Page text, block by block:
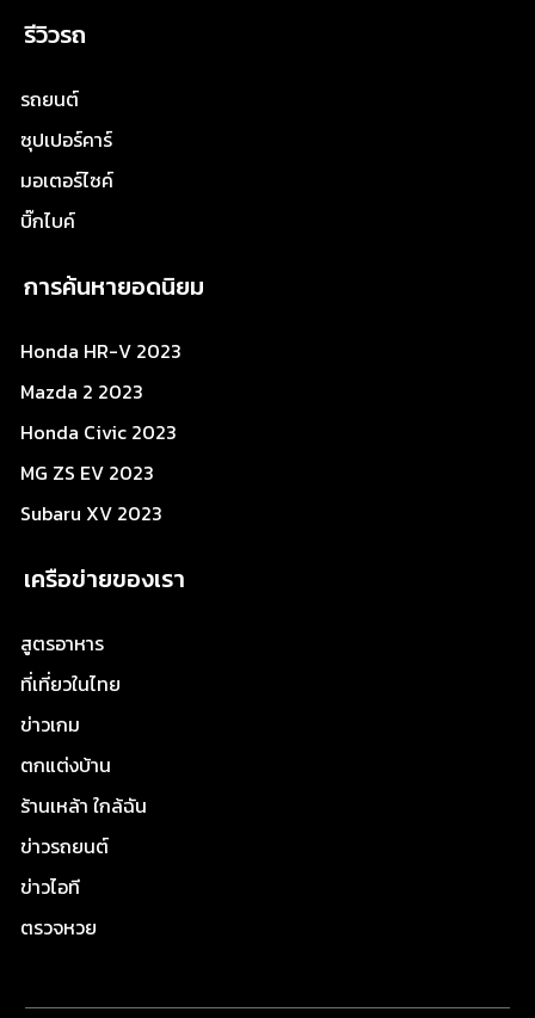
รีวิวรถ
รถยนต์
ซุปเปอร์คาร์
มอเตอร์ไซค์
บิ๊กไบค์
การค้นหายอดนิยม
Honda HR-V 2023
Mazda 2 2023
Honda Civic 2023
MG ZS EV 2023
Subaru XV 2023
เครือข่ายของเรา
สูตรอาหาร
ที่เที่ยวในไทย
ข่าวเกม
ตกแต่งบ้าน
ร้านเหล้า ใกล้ฉัน
ข่าวรถยนต์
ข่าวไอที
ตรวจหวย